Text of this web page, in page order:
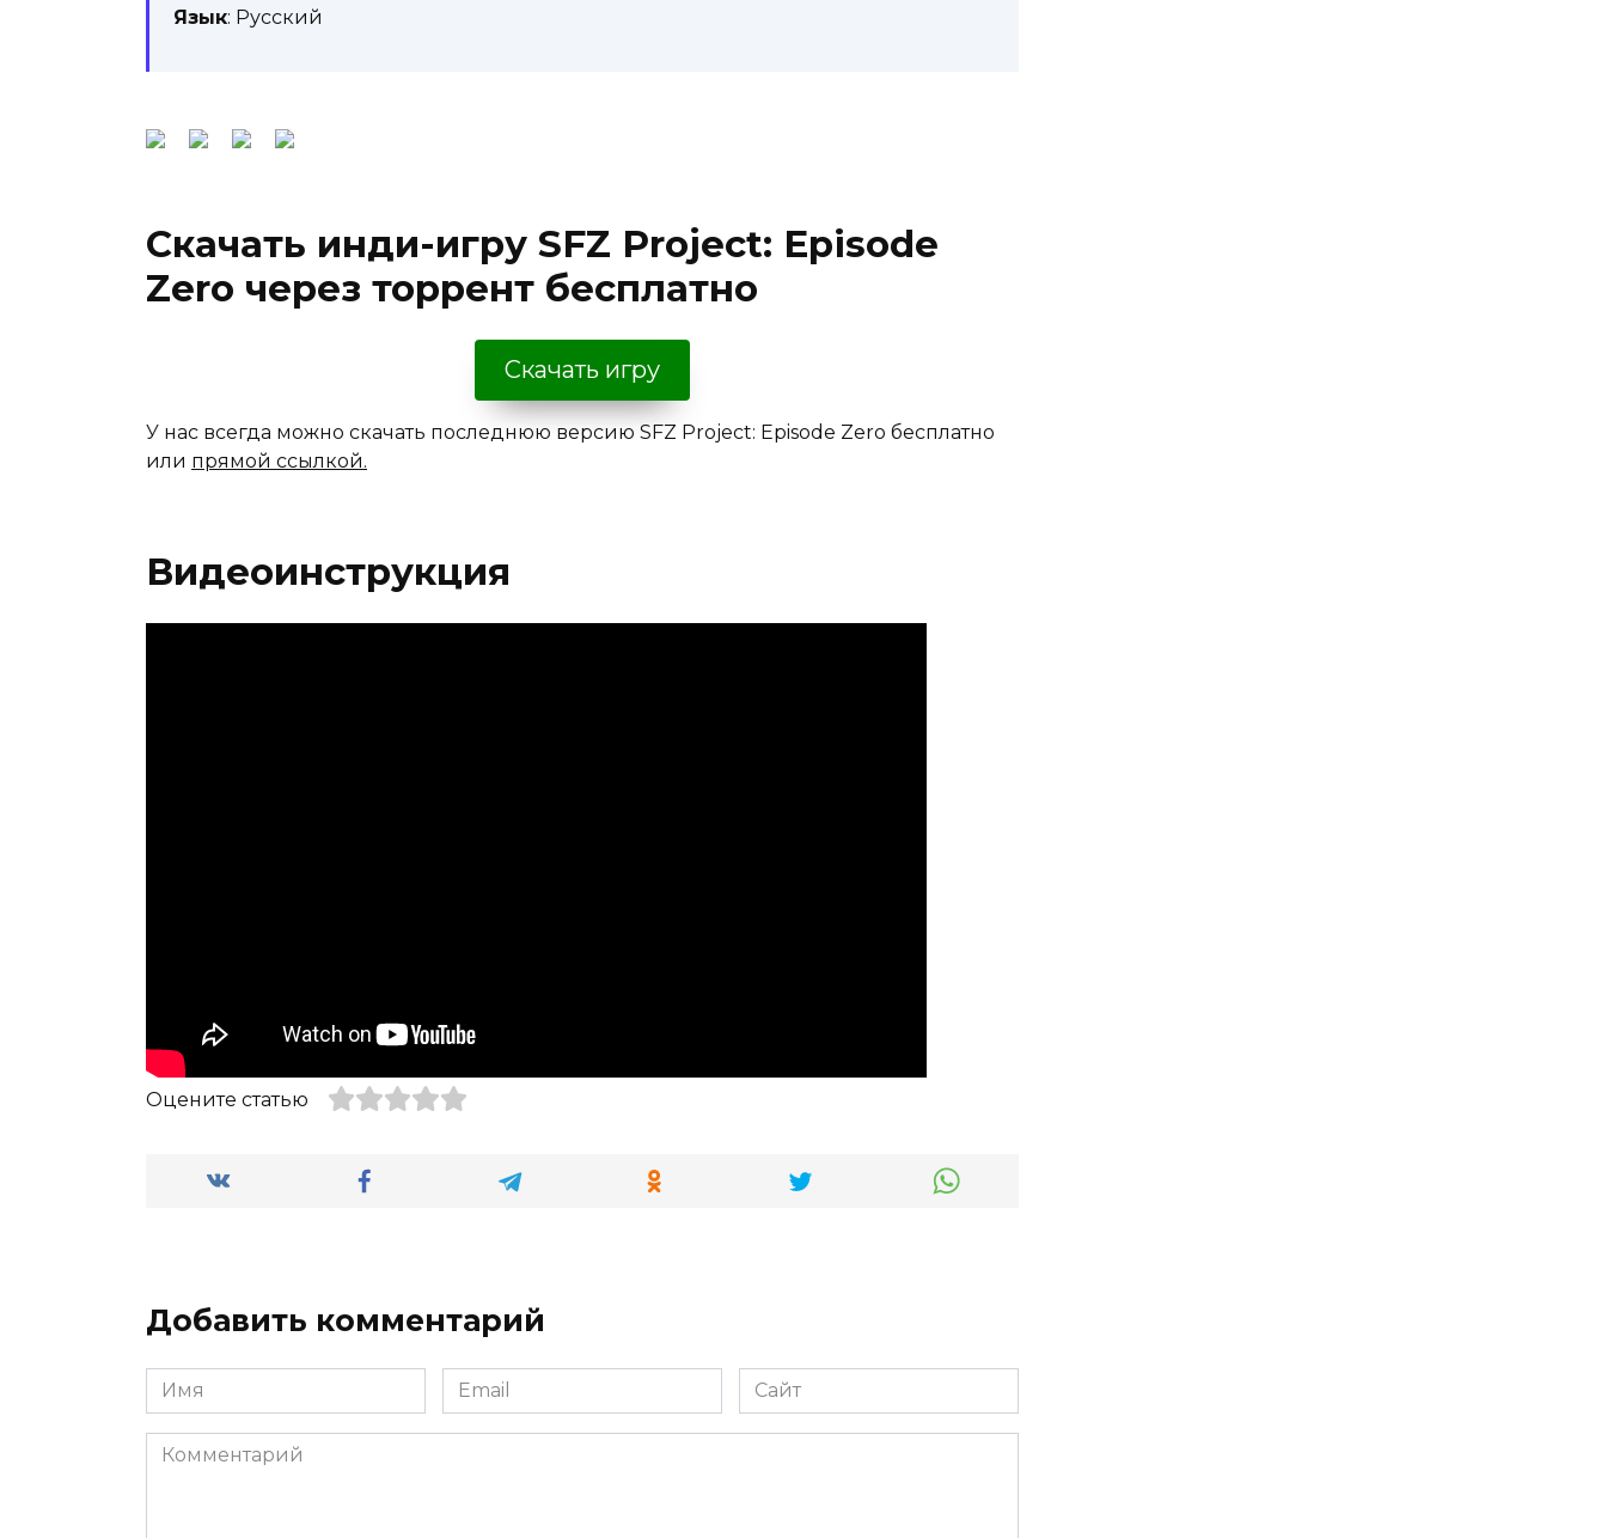
Язык: Русский
Скачать инди-игру SFZ Project: Episode
Zero через торрент бесплатно
Скачать игру
У нас всегда можно скачать последнюю версию SFZ Project: Episode Zero бесплатно
или прямой ссылкой.
Видеоинструкция
Оцените статью
Добавить комментарий
Имя
*
Email
*
Сайт
Комментарий